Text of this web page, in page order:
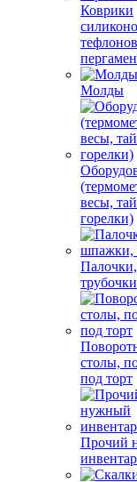
Коврики
Молды
весы,
горелки)
трубочки
столы,
под торт
Прочий